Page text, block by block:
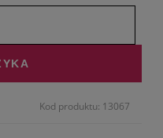
Kod produktu: 13067